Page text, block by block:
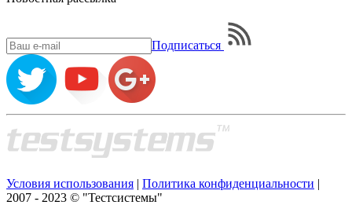
Подписаться
Условия использования | Политика конфиденциальности |
2007 - 2023 © "Тестсистемы"